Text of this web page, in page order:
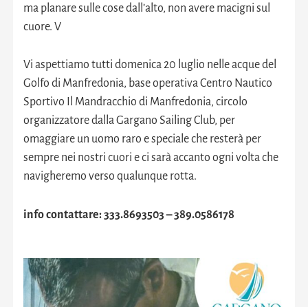
ma planare sulle cose dall’alto, non avere macigni sul
cuore. V
Vi aspettiamo tutti domenica 20 luglio nelle acque del
Golfo di Manfredonia, base operativa Centro Nautico
Sportivo Il Mandracchio di Manfredonia, circolo
organizzatore dalla Gargano Sailing Club, per
omaggiare un uomo raro e speciale che resterà per
sempre nei nostri cuori e ci sarà accanto ogni volta che
navigheremo verso qualunque rotta.
info contattare: 333.8693503 – 389.0586178